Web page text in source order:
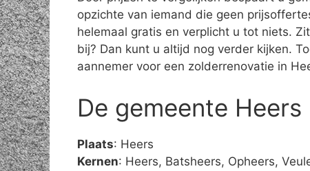
opzichte van iemand die geen
helemaal gratis en verplicht u tot niets.
bij? Dan kunt u altijd nog verder kijken.
aannemer voor een zolderrenovatie in
De gemeente Heers
Plaats: Heers
Kernen: Heers, Batsheers, Opheers,